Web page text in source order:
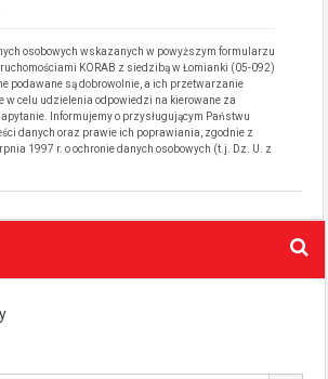
osobowych wskazanych w powyższym formularzu
KORAB z siedzibą w Łomianki (05-092)
podawane są dobrowolnie, a ich przetwarzanie
w celu udzielenia odpowiedzi na kierowane za
Informujemy o przysługującym Państwu
danych oraz prawie ich poprawiania, zgodnie z
1997 r. o ochronie danych osobowych (t.j. Dz. U. z